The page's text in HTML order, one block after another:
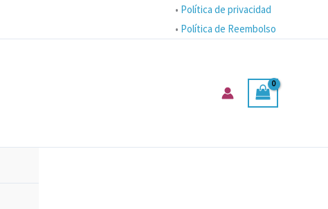
• Política de privacidad
• Política de Reembolso